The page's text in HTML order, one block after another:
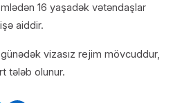
16 yaşadək vətəndaşlar
aiddir.
vizasız rejim mövcuddur,
tələb olunur.